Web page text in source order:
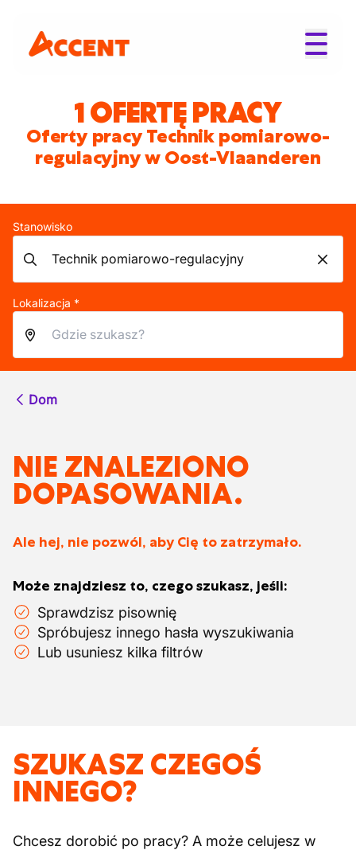
1 OFERTĘ PRACY
Oferty pracy Technik pomiarowo-
regulacyjny w Oost-Vlaanderen
Stanowisko
Lokalizacja *
Dom
NIE ZNALEZIONO
DOPASOWANIA.
Ale hej, nie pozwól, aby Cię to zatrzymało.
Może znajdziesz to, czego szukasz, jeśli:
Sprawdzisz pisownię
Spróbujesz innego hasła wyszukiwania
Lub usuniesz kilka filtrów
SZUKASZ CZEGOŚ
INNEGO?
Chcesz dorobić po pracy? A może celujesz w